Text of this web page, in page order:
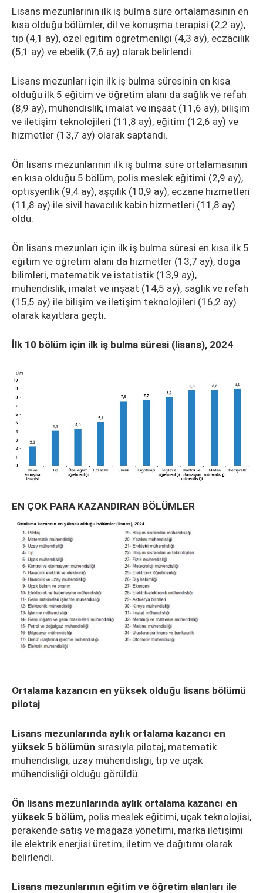
Lisans mezunlarının ilk iş bulma süre ortalamasının en
kısa olduğu bölümler, dil ve konuşma terapisi (2,2 ay),
tıp (4,1 ay), özel eğitim öğretmenliği (4,3 ay), eczacılık
(5,1 ay) ve ebelik (7,6 ay) olarak belirlendi.
Lisans mezunları için ilk iş bulma süresinin en kısa
olduğu ilk 5 eğitim ve öğretim alanı da sağlık ve refah
(8,9 ay), mühendislik, imalat ve inşaat (11,6 ay), bilişim
ve iletişim teknolojileri (11,8 ay), eğitim (12,6 ay) ve
hizmetler (13,7 ay) olarak saptandı.
Ön lisans mezunlarının ilk iş bulma süre ortalamasının
en kısa olduğu 5 bölüm, polis meslek eğitimi (2,9 ay),
optisyenlik (9,4 ay), aşçılık (10,9 ay), eczane hizmetleri
(11,8 ay) ile sivil havacılık kabin hizmetleri (11,8 ay)
oldu.
Ön lisans mezunları için ilk iş bulma süresi en kısa ilk 5
eğitim ve öğretim alanı da hizmetler (13,7 ay), doğa
bilimleri, matematik ve istatistik (13,9 ay),
mühendislik, imalat ve inşaat (14,5 ay), sağlık ve refah
(15,5 ay) ile bilişim ve iletişim teknolojileri (16,2 ay)
olarak kayıtlara geçti.
İlk 10 bölüm için ilk iş bulma süresi (lisans), 2024
EN ÇOK PARA KAZANDIRAN BÖLÜMLER
Ortalama kazancın en yüksek olduğu lisans bölümü
pilotaj
Lisans mezunlarında aylık ortalama kazancı en
yüksek 5 bölümün sırasıyla pilotaj, matematik
mühendisliği, uzay mühendisliği, tıp ve uçak
mühendisliği olduğu görüldü.
Ön lisans mezunlarında aylık ortalama kazancı en
yüksek 5 bölüm, polis meslek eğitimi, uçak teknolojisi,
perakende satış ve mağaza yönetimi, marka iletişimi
ile elektrik enerjisi üretim, iletim ve dağıtımı olarak
belirlendi.
Lisans mezunlarının eğitim ve öğretim alanları ile